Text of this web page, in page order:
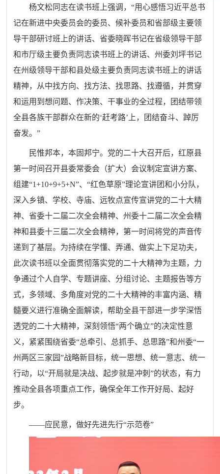
杨文松同志在读书班上强调，“用心感悟习近平总书
记在新进中央委员会的委员、候补委员和省部级主要领
导干部研讨班上的讲话、省委晓晖书记在省级领导干部
和市厅级主要负责同志读书班上的讲话、州委刘坪书记
在州级领导干部和县处级主要负责同志读书班上的讲话
精神，从中找方向、找方法、找思路、找遵循，并贯穿
和运用到想问题、作决策、干事业的全过程，团结带领
全县各族干部群众在新的‘赶考路’上，团结奋斗、踔厉
奋发。”
民惟邦本，本固邦宁。党的二十大召开后，红原县
第一时间召开县委常委会（扩大）会议制定宣讲方案、
组建“1+10+9+5+N”、“红色草原”理论宣讲团和小分队，
深入乡镇、学校、寺庙、远牧点宣传宣讲党的二十大精
神、省委十二届二次全会精神、州委十二届二次全会精
神和县委十三届二次全会精神，第一时间将党的声音传
递到了基层。为持续在学懂、弄通、做实上下足功夫，
此次读书班以全面贯彻落实党的二十大精神为主题，力
争通过个人自学、专题讲座、分组讨论、主题报告等方
式，多领域、多角度对党的二十大精神的丰富内涵、精
髓要义进行准确全面解读，帮助全县干部进一步学深悟
透党的二十大精神，深刻领悟“两个确立”的决定性意
义，紧紧围绕省委“总牵引、总抓手、总思路”和州委“一
州两区三家园”战略新目标，统一思想、统一意志、统一
行动，以“开局就是决战、起步就是冲刺”的状态，有力
推动全县各项重点工作，确保全年工作开好局、起好
步。
——应民意，做好先进先行“示范卷”